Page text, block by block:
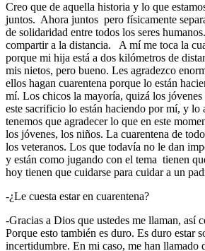
Creo que de aquella historia y lo que
juntos. Ahora juntos pero físicamente
de solidaridad entre todos los seres
compartir a la distancia. A mí me toca la
porque mi hija está a dos kilómetros de
mis nietos, pero bueno. Les agradezco
ellos hagan cuarentena porque lo están
mí. Los chicos la mayoría, quizá los jóvenes
este sacrificio lo están haciendo por mí, y lo
tenemos que agradecer lo que en este
los jóvenes, los niños. La cuarentena de
los veteranos. Los que todavía no le dan
y están como jugando con el tema tienen
hoy tienen que cuidarse para cuidar a un
-¿Le cuesta estar en cuarentena?
-Gracias a Dios que ustedes me llaman, así
Porque esto también es duro. Es duro estar
incertidumbre. En mi caso, me han llamado